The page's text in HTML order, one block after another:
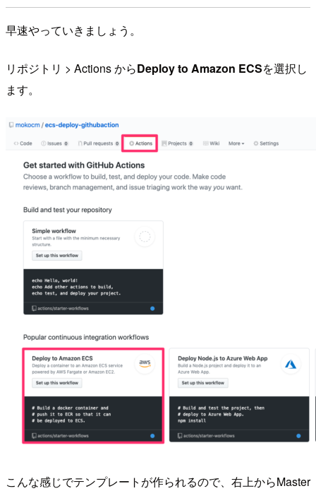
早速やっていきましょう。
リポジトリ > Actions からDeploy to Amazon ECSを選択し
ます。
こんな感じでテンプレートが作られるので、右上からMaster